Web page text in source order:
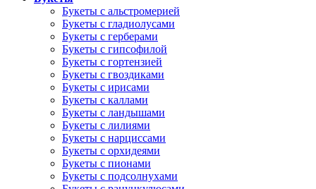
Букеты с альстромерией
Букеты с гладиолусами
Букеты с герберами
Букеты с гипсофилой
Букеты с гортензией
Букеты с гвоздиками
Букеты с ирисами
Букеты с каллами
Букеты с ландышами
Букеты с лилиями
Букеты с нарциссами
Букеты с орхидеями
Букеты с пионами
Букеты с подсолнухами